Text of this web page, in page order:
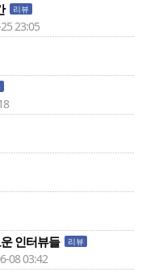
리뷰
23:05
인터뷰들 리뷰
08 03:42